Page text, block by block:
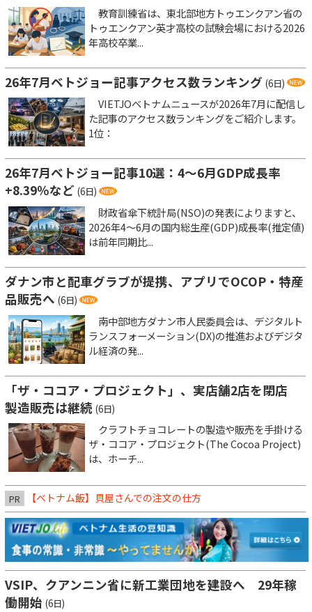
教育訓練省は、東北部地方トゥエンクアン省の
トゥエンクアン英才高校の試験会場における2026
年高校卒業...
26年7月ベトジョー記事アクセス数ランキング (6日)
VIETJOベトナムニュースが2026年7月に配信し
た記事のアクセス数ランキングをご紹介します。
1位：
26年7月ベトジョー記事10選：4～6月GDP成長率
+8.39％など (6日)
財政省傘下統計局(NSO)の発表によりますと、
2026年4～6月の国内総生産(GDP)成長率(推定値)
は前年同期比...
ダナン市と配車グラブが提携、アプリでOCOP・特産
品販売へ (6日)
南中部地方ダナン市人民委員会は、デジタルト
ランスフォーメーション(DX)の推進およびデジタ
ル経済の発...
「ザ・ココア・プロジェクト」、実店舗2店を閉店
製造販売は継続 (6日)
クラフトチョコレートの製造や販売を手掛ける
ザ・ココア・プロジェクト(The Cocoa Project)
は、ホーチ...
PR 【ベトナム飯】貝屋さんでの注文の仕方
VSIP、クアンニン省に新工業団地を建設へ 29年稼
働開始 (6日)